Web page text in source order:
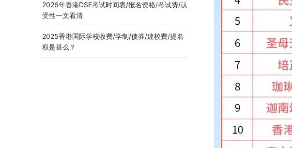
2026年香港DSE考试时间表/报名资格/考试费/认
受性一文看清
2025香港国际学校收费/学制/债券/建校费/提名
权是甚么？